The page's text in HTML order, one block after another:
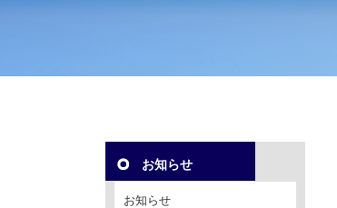
お知らせ
お知らせ